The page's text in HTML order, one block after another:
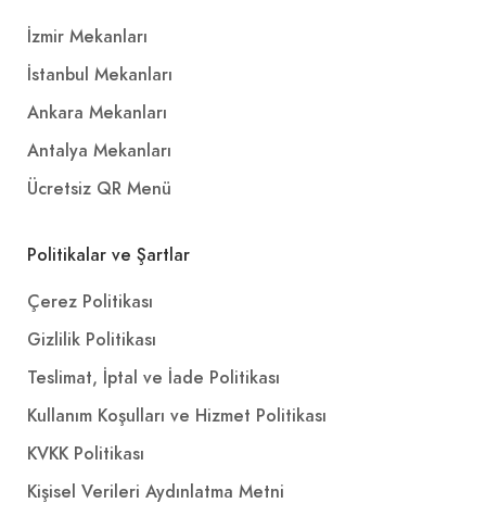
İzmir Mekanları
İstanbul Mekanları
Ankara Mekanları
Antalya Mekanları
Ücretsiz QR Menü
Politikalar ve Şartlar
Çerez Politikası
Gizlilik Politikası
Teslimat, İptal ve İade Politikası
Kullanım Koşulları ve Hizmet Politikası
KVKK Politikası
Kişisel Verileri Aydınlatma Metni